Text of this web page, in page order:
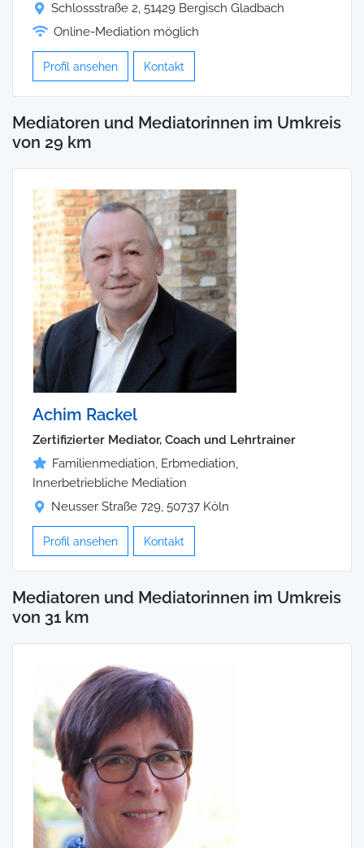
Schlossstraße 2, 51429 Bergisch Gladbach
Online-Mediation möglich
Profil ansehen Kontakt
Mediatoren und Mediatorinnen im Umkreis
von 29 km
Achim Rackel
Zertifizierter Mediator, Coach und Lehrtrainer
Familienmediation, Erbmediation,
Innerbetriebliche Mediation
Neusser Straße 729, 50737 Köln
Profil ansehen Kontakt
Mediatoren und Mediatorinnen im Umkreis
von 31 km